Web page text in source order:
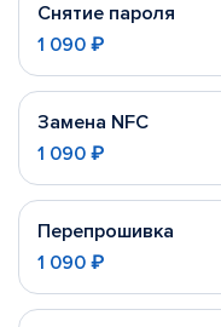
Снятие пароля
1 090 ₽
Замена NFC
1 090 ₽
Перепрошивка
1 090 ₽